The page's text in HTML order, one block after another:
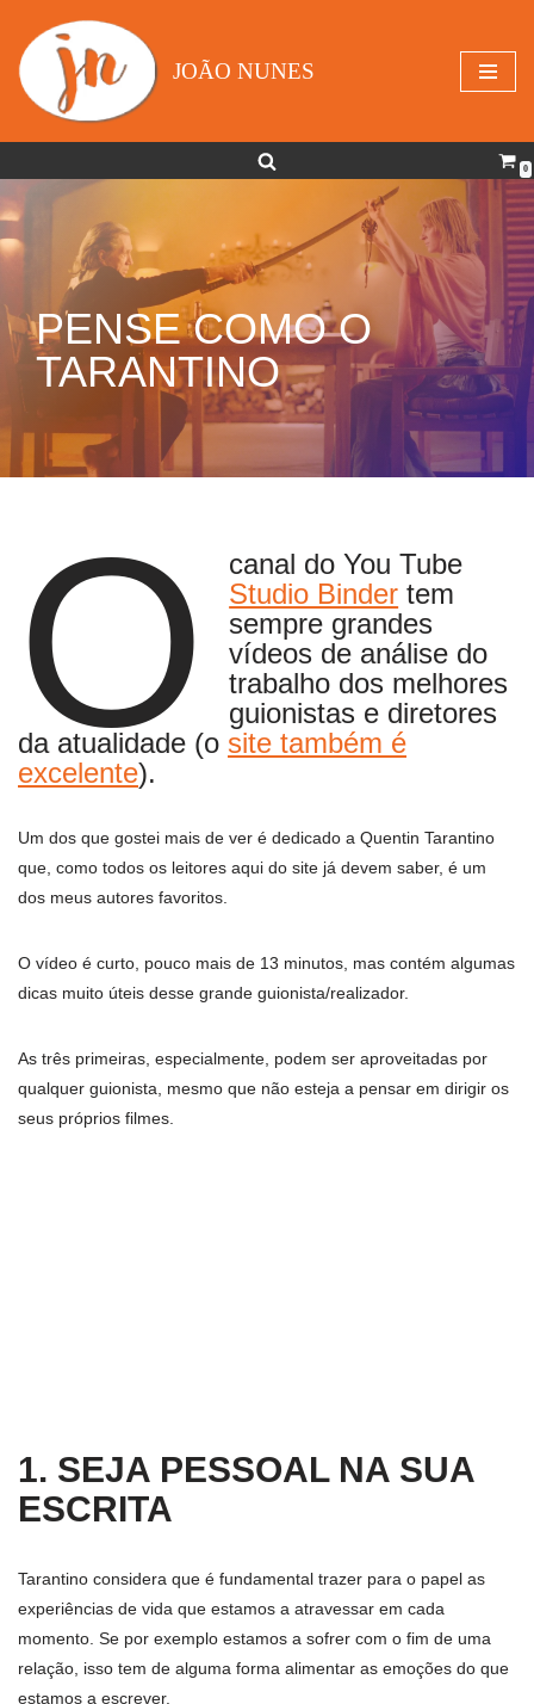
Avançar
para
JOÃO NUNES
0
PENSE COMO O
TARANTINO
O
canal do You Tube
Studio Binder tem
sempre grandes
vídeos de análise do
trabalho dos melhores
guionistas e diretores
da atualidade (o site também é
excelente).
Um dos que gostei mais de ver é dedicado a Quentin Tarantino
que, como todos os leitores aqui do site já devem saber, é um
dos meus autores favoritos.
O vídeo é curto, pouco mais de 13 minutos, mas contém algumas
dicas muito úteis desse grande guionista/realizador.
As três primeiras, especialmente, podem ser aproveitadas por
qualquer guionista, mesmo que não esteja a pensar em dirigir os
seus próprios filmes.
1. SEJA PESSOAL NA SUA
ESCRITA
Tarantino considera que é fundamental trazer para o papel as
experiências de vida que estamos a atravessar em cada
momento. Se por exemplo estamos a sofrer com o fim de uma
relação, isso tem de alguma forma alimentar as emoções do que
estamos a escrever.